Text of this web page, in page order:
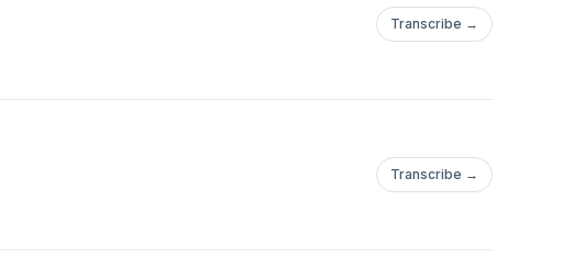
Transcribe →
Transcribe →